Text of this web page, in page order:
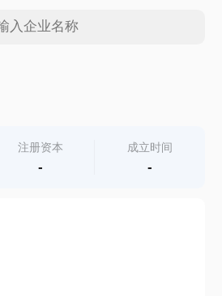
注册资本
-
成立时间
-